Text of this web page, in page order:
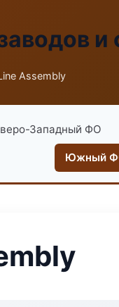
и
Assembly
Западный ФО
Южный